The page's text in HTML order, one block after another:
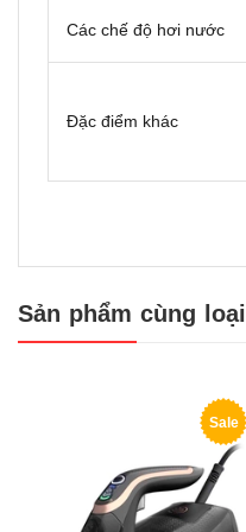
Các chế độ hơi nước
Đặc điểm khác
Sản phẩm cùng loại
Sale